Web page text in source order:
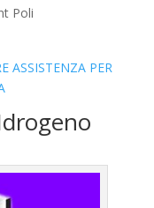
Poli
ASSISTENZA PER